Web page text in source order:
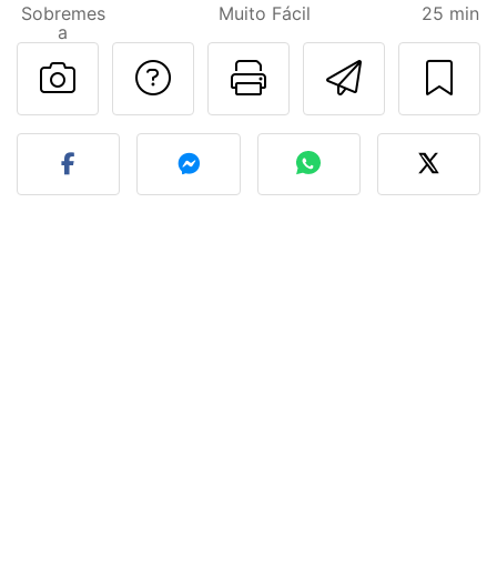
Sobremes
a
Muito Fácil 25 min
Imprima
Falar com o autor
Fez esta receita?